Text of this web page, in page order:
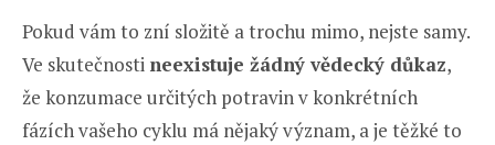
Pokud vám to zní složitě a trochu mimo, nejste samy.
Ve skutečnosti neexistuje žádný vědecký důkaz,
že konzumace určitých potravin v konkrétních
fázích vašeho cyklu má nějaký význam, a je těžké to